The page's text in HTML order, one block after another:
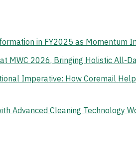
in FY2025 as Momentum
MWC 2026, Bringing Holistic All-
Imperative: How Coremail
Advanced Cleaning Technology